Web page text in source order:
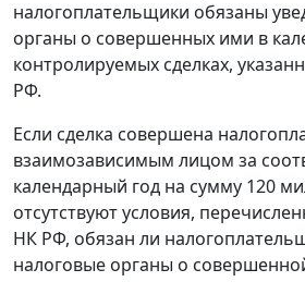
налогоплательщики обязаны
органы о совершенных ими в
контролируемых сделках,
РФ.
Если сделка совершена
взаимозависимым лицом за
календарный год на сумму 120
отсутствуют условия,
НК РФ, обязан ли
налоговые органы о